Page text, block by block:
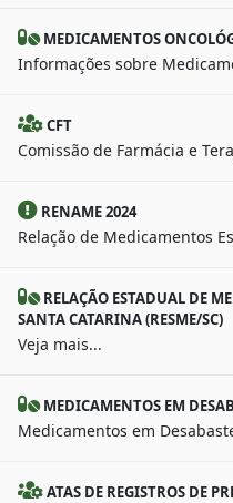
MEDICAMENTOS
Informações sobre
CFT
Comissão de Farmácia e
RENAME 2024
Relação de Medicamentos
RELAÇÃO ESTADUAL DE
SANTA CATARINA (RESME/SC)
Veja mais...
MEDICAMENTOS EM
Medicamentos em
ATAS DE REGISTROS DE